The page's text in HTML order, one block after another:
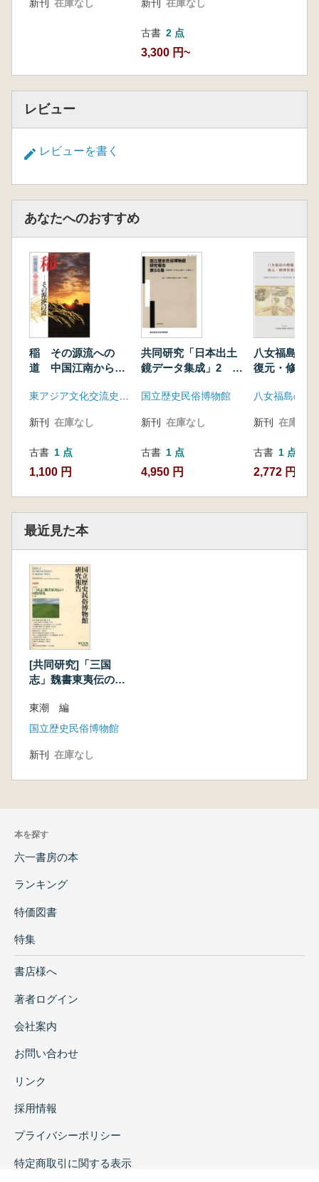
新刊 在庫なし 新刊 在庫なし
古書 2 点
3,300 円~
レビュー
レビューを書く
あなたへのおすすめ
稲 その源流への
道 中国江南から吉
新刊 在庫なし
古書 1 点
1,100 円
共同研究「日本出土
鏡データ集成」2 弥
データ集成
国立歴史民俗博物館
新刊 在庫なし
古書 1 点
4,950 円
八女福島の
復元・修理
新刊 在庫なし
古書 1 点
2,772 円
最近見た本
[共同研究]「三国
志」魏書東夷伝の国
東潮 編
国立歴史民俗博物館
新刊 在庫なし
本を探す
六一書房の本
ランキング
特価図書
特集
書店様へ
著者ログイン
会社案内
お問い合わせ
リンク
採用情報
プライバシーポリシー
特定商取引に関する表示